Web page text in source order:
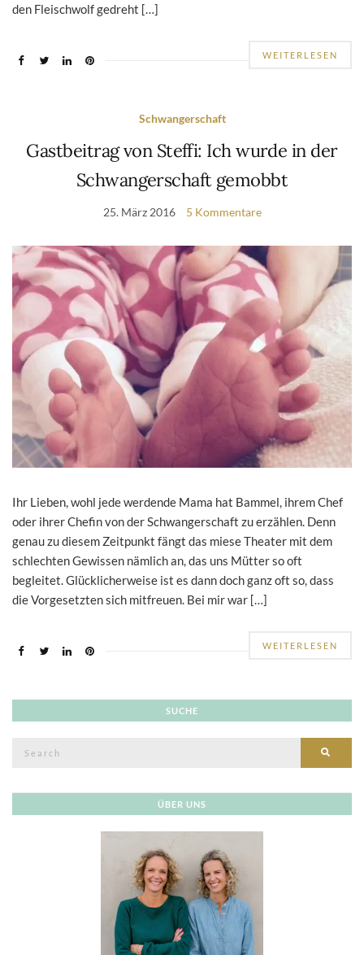
den Fleischwolf gedreht […]
WEITERLESEN
Schwangerschaft
Gastbeitrag von Steffi: Ich wurde in der
Schwangerschaft gemobbt
25. März 2016 5 Kommentare
Ihr Lieben, wohl jede werdende Mama hat Bammel, ihrem Chef
oder ihrer Chefin von der Schwangerschaft zu erzählen. Denn
genau zu diesem Zeitpunkt fängt das miese Theater mit dem
schlechten Gewissen nämlich an, das uns Mütter so oft
begleitet. Glücklicherweise ist es dann doch ganz oft so, dass
die Vorgesetzten sich mitfreuen. Bei mir war […]
WEITERLESEN
SUCHE
ÜBER UNS